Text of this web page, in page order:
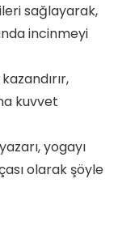
sağlayarak,
incinmeyi
kuvvet
yogayı
olarak şöyle